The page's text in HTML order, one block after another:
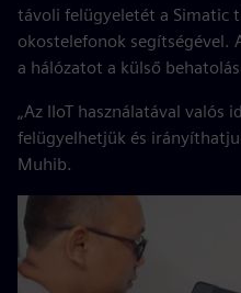
távoli felügyeletét a Simatic
okostelefonok segítségével.
a hálózatot a külső
„Az IIoT használatával valós
felügyelhetjük és
Muhib.